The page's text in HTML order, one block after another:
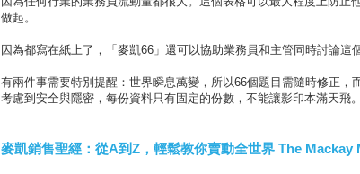
做起。
因為都寫在紙上了，「麥凱66」還可以協助業務員和主管同時討論這
有兩件事需要特別提醒：世界瞬息萬變，所以66個題目需隨時修正
考慮到安全與隱密，每份資料只有固定的份數，不能讓影印本滿天飛。
麥凱銷售聖經：從A到Z，輕鬆教你賣動全世界 The